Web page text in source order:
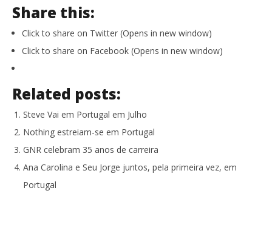
Share this:
Click to share on Twitter (Opens in new window)
Click to share on Facebook (Opens in new window)
Related posts:
Steve Vai em Portugal em Julho
Nothing estreiam-se em Portugal
GNR celebram 35 anos de carreira
Ana Carolina e Seu Jorge juntos, pela primeira vez, em
Portugal